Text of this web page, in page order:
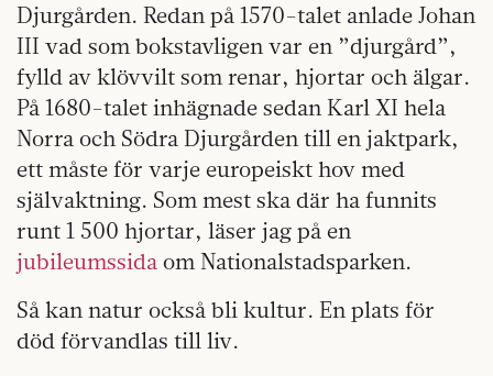
Djurgården. Redan på 1570-talet anlade Johan
III vad som bokstavligen var en ”djurgård”,
fylld av klövvilt som renar, hjortar och älgar.
På 1680-talet inhägnade sedan Karl XI hela
Norra och Södra Djurgården till en jaktpark,
ett måste för varje europeiskt hov med
självaktning. Som mest ska där ha funnits
runt 1 500 hjortar, läser jag på en
jubileumssida om Nationalstadsparken.
Så kan natur också bli kultur. En plats för
död förvandlas till liv.